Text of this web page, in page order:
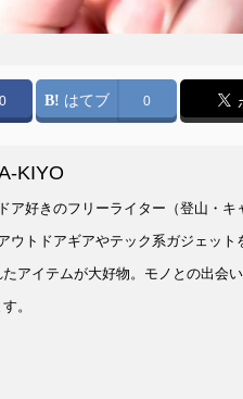
0 はてブ 0
KIYO
ア好きのフリーライター（登山・キ
ウトドアギアやテック系ガジェッ
たアイテムが大好物。モノとの出会
。